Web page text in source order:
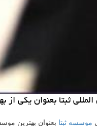
ثبتا بعنوان یكی
موسسه ثبتا بعنوان بهترین